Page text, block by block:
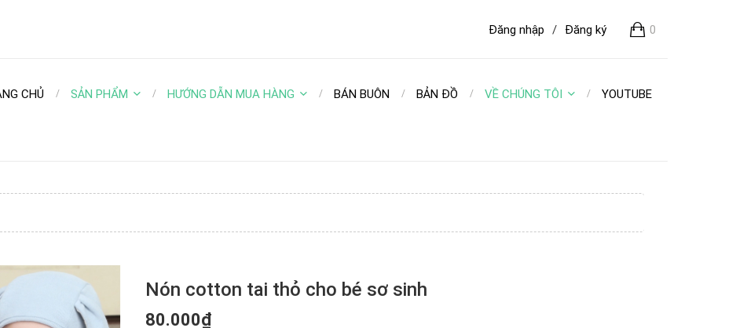
0
Đăng ký
/
Đăng nhập
CHỦ SẢN PHẨM HƯỚNG DẪN MUA HÀNG BÁN BUÔN BẢN ĐỒ VỀ CHÚNG TÔI YOUTUBE
Nón cotton tai thỏ cho bé sơ sinh
80.000₫